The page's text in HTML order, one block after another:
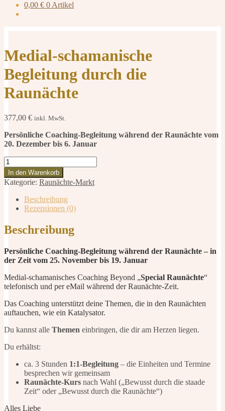
0,00 € 0 Artikel
Medial-schamanische
Begleitung durch die
Raunächte
377,00 € inkl. MwSt.
Persönliche Coaching-Begleitung während der Raunächte vom
20. Dezember bis 6. Januar
Medial-
schamanische
Begleitung
durch
Raunächte
Menge
In den Warenkorb
Kategorie: Raunächte-Markt
Beschreibung
Rezensionen (0)
Beschreibung
Persönliche Coaching-Begleitung während der Raunächte – in
der Zeit vom 25. November bis 19. Januar
Medial-schamanisches Coaching Beyond „Special Raunächte“
telefonisch und per eMail während der Raunächte-Zeit.
Das Coaching unterstützt deine Themen, die in den Raunächten
auftauchen, wie ein Katalysator.
Du kannst alle Themen einbringen, die dir am Herzen liegen.
Du erhältst:
ca. 3 Stunden 1:1-Begleitung – die Einheiten und Termine
besprechen wir gemeinsam
Raunächte-Kurs nach Wahl („Bewusst durch die staade
Zeit“ oder „Bewusst durch die Raunächte“)
Alles Liebe